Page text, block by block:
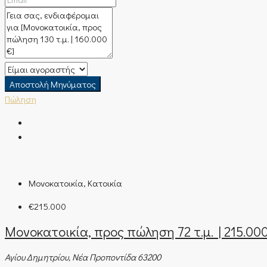
Αποστολή Μηνύματος
Πώληση
Μονοκατοικία, Κατοικία
€215.000
Μονοκατοικία, προς πώληση 72 τ.μ. |
Αγίου Δημητρίου, Νέα Προποντίδα 63200